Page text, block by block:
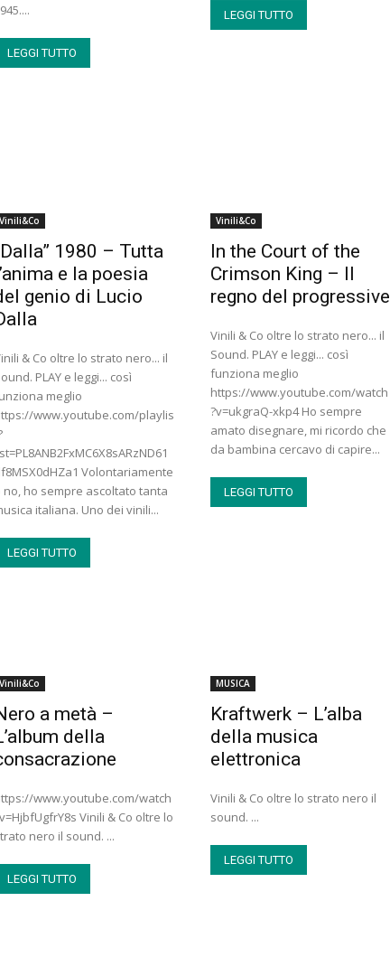
LEGGI TUTTO
LEGGI TUTTO
Vinili&Co
1980 – Tutta
e la poesia
genio di Lucio
& Co oltre lo strato nero... il
PLAY e leggi... così
meglio
www.youtube.com/playlis
Volontariamente
no, ho sempre ascoltato tanta
italiana. Uno dei vinili...
LEGGI TUTTO
Vinili&Co
In the Court of the
Crimson King – Il
regno del progressive
Vinili & Co oltre lo strato nero... il
Sound. PLAY e leggi... così
funziona meglio
https://www.youtube.com/watch
?v=ukgraQ-xkp4 Ho sempre
amato disegnare, mi ricordo che
da bambina cercavo di capire...
LEGGI TUTTO
Vinili&Co
a metà –
della
www.youtube.com/watch
Vinili & Co oltre lo
nero il sound. ...
LEGGI TUTTO
MUSICA
Kraftwerk – L’alba
della musica
elettronica
Vinili & Co oltre lo strato nero il
sound. ...
LEGGI TUTTO